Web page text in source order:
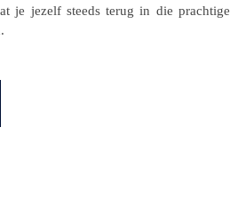
je jezelf steeds terug in die prachtige